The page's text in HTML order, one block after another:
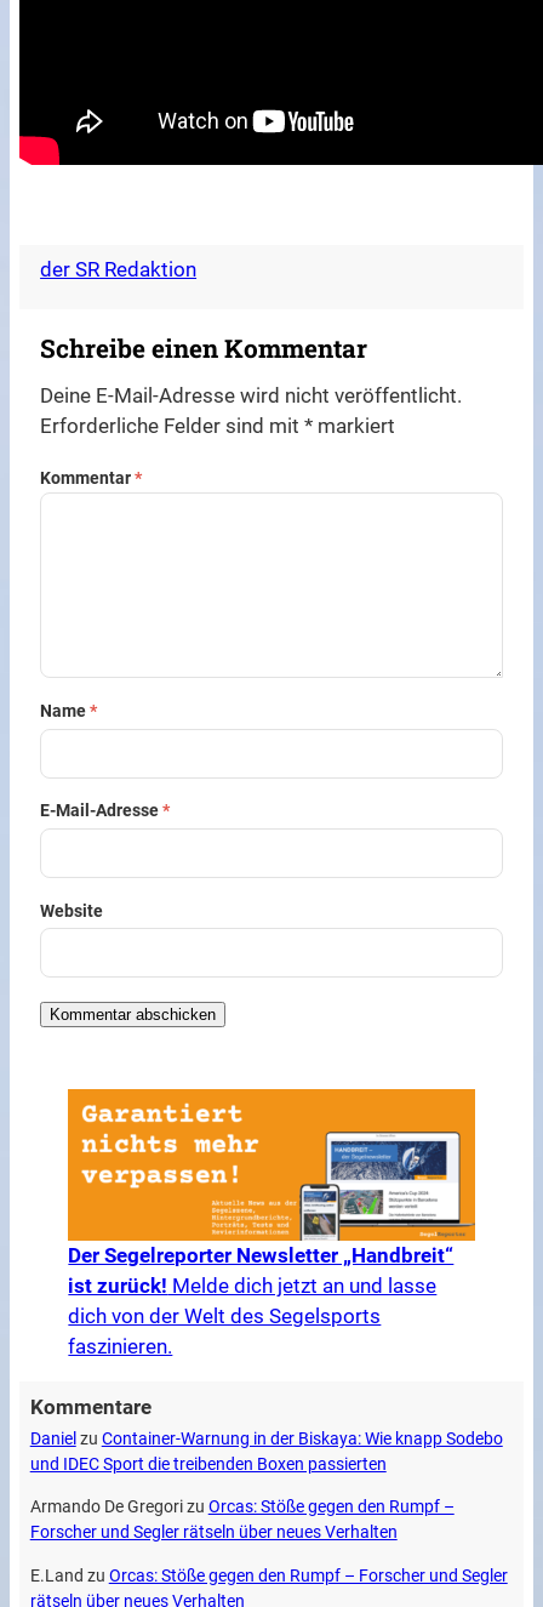
der SR Redaktion
Schreibe einen Kommentar
Deine E-Mail-Adresse wird nicht veröffentlicht.
Erforderliche Felder sind mit* markiert
Kommentar*
Name*
E-Mail-Adresse*
Website
Der Segelreporter Newsletter „Handbreit“
ist zurück! Melde dich jetzt an und lasse
dich von der Welt des Segelsports
faszinieren.
Kommentare
Daniel zu Container-Warnung in der Biskaya: Wie knapp Sodebo
und IDEC Sport die treibenden Boxen passierten
Armando De Gregorizu Orcas: Stöße gegen den Rumpf –
Forscher und Segler rätseln über neues Verhalten
E.Land zu Orcas: Stöße gegen den Rumpf – Forscher und Segler
rätseln über neues Verhalten